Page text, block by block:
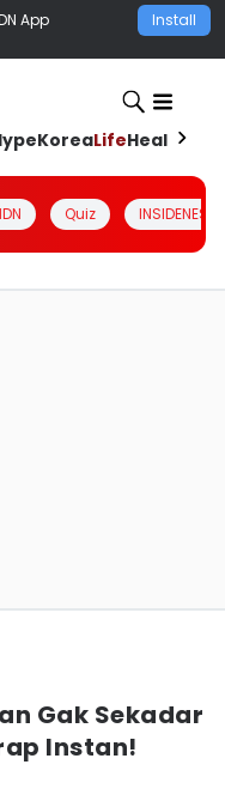
App Install
KoreaLifeHealth
Quiz INSIDENESIA
Gak Sekadar
Instan!